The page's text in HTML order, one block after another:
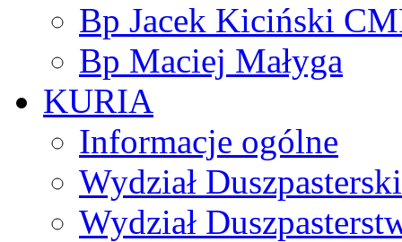
Bp Jacek Kiciński
Bp Maciej Małyga
KURIA
Informacje ogólne
Wydział Duszpasterski
Wydział